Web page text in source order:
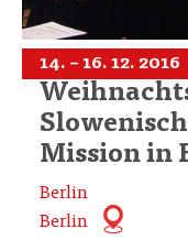
14. – 16. 12. 2016
Mission in
Berlin
Berlin